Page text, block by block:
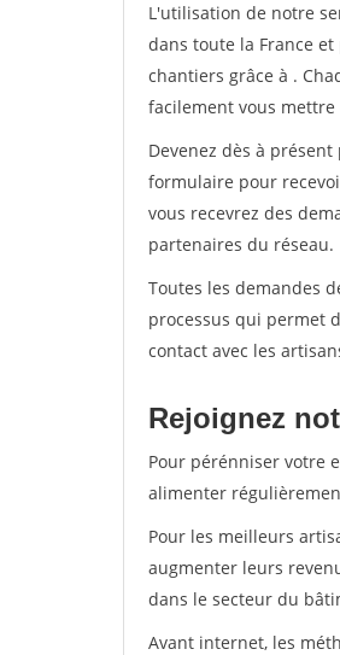
L'utilisation de notre
dans toute la France
chantiers grâce à .
facilement vous
Devenez dès à
formulaire pour
vous recevrez des
partenaires du réseau.
Toutes les demandes
processus qui permet
contact avec les
Rejoignez
Pour pérénniser votre
alimenter
Pour les meilleurs
augmenter leurs
dans le secteur du
Avant internet, les